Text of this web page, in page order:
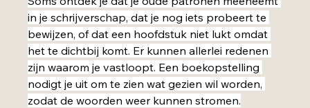
in je schrijverschap, dat je nog iets probeert te
bewijzen, of dat een hoofdstuk niet lukt omdat
het te dichtbij komt. Er kunnen allerlei redenen
zijn waarom je vastloopt. Een boekopstelling
nodigt je uit om te zien wat gezien wil worden,
zodat de woorden weer kunnen stromen.